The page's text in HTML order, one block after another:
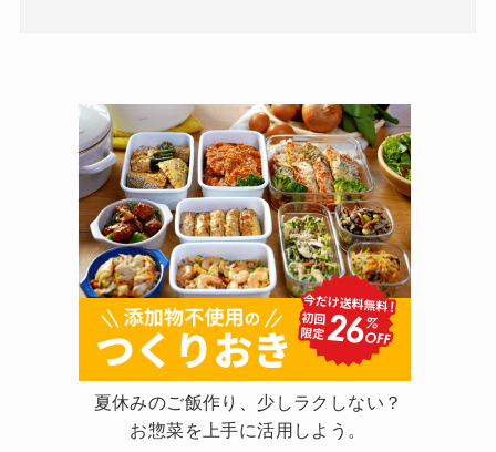
夏休みのご飯作り、少しラクしない？
お惣菜を上手に活用しよう。